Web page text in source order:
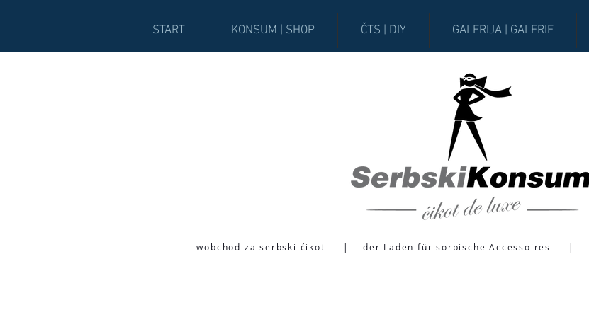
START KONSUM | SHOP ČTS | DIY GALERIJA | GALERIE
wobchod za serbski ćikot | der Laden für sorbische Accessoires |